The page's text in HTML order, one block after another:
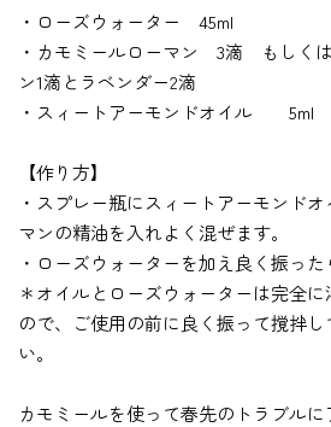
・ローズウォーター 45ml
・カモミールローマン 3滴 もしく
ン1滴とラベンダー2滴
・スィートアーモンドオイル 5ml
【作り方】
・スプレー瓶にスィートアーモンド
マンの精油を入れよく混ぜます。
・ローズウォーターを加え良く振った
＊オイルとローズウォーターは完全
ので、ご使用の前に良く振って撹拌
い。
カモミールを使って春先のトラブル